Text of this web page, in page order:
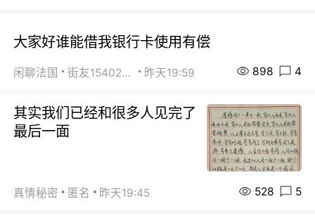
大家好谁能借我银行卡使用有偿
闲聊法国 街友15402223 昨天19:59 898 4
其实我们已经和很多人见完了
最后一面
真情秘密 匿名 昨天19:45 528 5